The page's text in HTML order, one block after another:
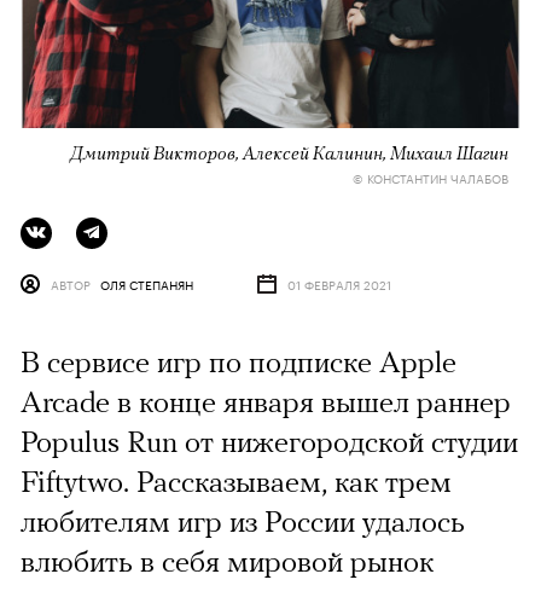
Дмитрий Викторов, Алексей Калинин, Михаил Шагин
© КОНСТАНТИН ЧАЛАБОВ
АВТОР ОЛЯ СТЕПАНЯН 01 ФЕВРАЛЯ 2021
В сервисе игр по подписке Apple
Arcade в конце января вышел раннер
Populus Run от нижегородской студии
Fiftytwo. Рассказываем, как трем
любителям игр из России удалось
влюбить в себя мировой рынок